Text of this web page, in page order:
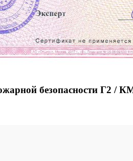
безопасности Г2 /